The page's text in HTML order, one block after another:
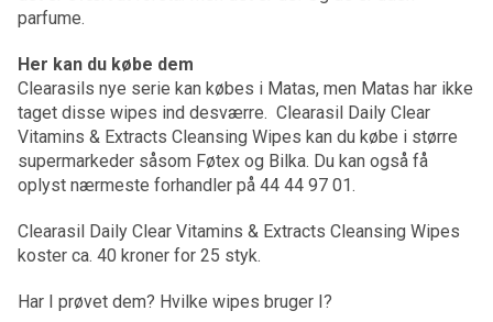
parfume.
Her kan du købe dem
Clearasils nye serie kan købes i Matas, men Matas har ikke
taget disse wipes ind desværre. Clearasil Daily Clear
Vitamins & Extracts Cleansing Wipes kan du købe i større
supermarkeder såsom Føtex og Bilka. Du kan også få
oplyst nærmeste forhandler på 44 44 97 01.
Clearasil Daily Clear Vitamins & Extracts Cleansing Wipes
koster ca. 40 kroner for 25 styk.
Har I prøvet dem? Hvilke wipes bruger I?